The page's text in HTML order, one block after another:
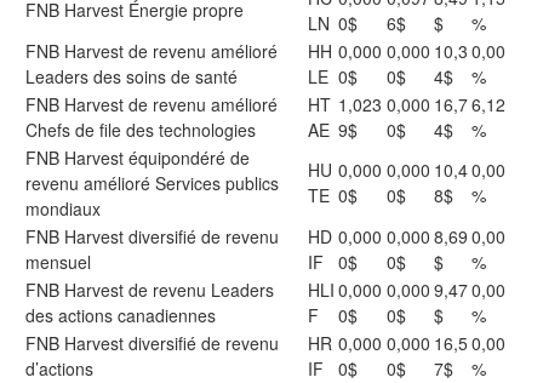
FNB Harvest Énergie propre
LN 0$
6$
$
%
FNB Harvest de revenu amélioré
Leaders des soins de santé
HH
LE
0,000
0$
0,000
0$
10,3
4$
0,00
%
FNB Harvest de revenu amélioré
Chefs de file des technologies
HT
AE
1,023
9$
0,000
0$
16,7
4$
6,12
%
FNB Harvest équipondéré de
revenu amélioré Services publics
mondiaux
HU
TE
0,000
0$
0,000
0$
10,4
8$
0,00
%
FNB Harvest diversifié de revenu
mensuel
HD
IF
0,000
0$
0,000
0$
8,69
$
0,00
%
FNB Harvest de revenu Leaders
des actions canadiennes
HLI
F
0,000
0$
0,000
0$
9,47
$
0,00
%
FNB Harvest diversifié de revenu
d’actions
HR
IF
0,000
0$
0,000
0$
16,5
7$
0,00
%